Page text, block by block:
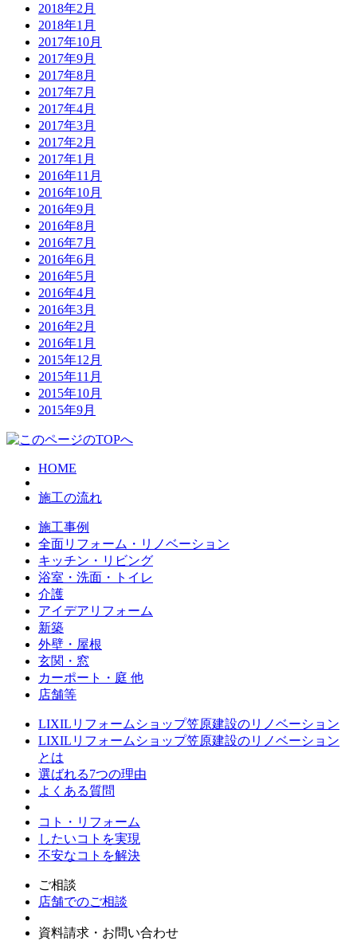
2018年2月
2018年1月
2017年10月
2017年9月
2017年8月
2017年7月
2017年4月
2017年3月
2017年2月
2017年1月
2016年11月
2016年10月
2016年9月
2016年8月
2016年7月
2016年6月
2016年5月
2016年4月
2016年3月
2016年2月
2016年1月
2015年12月
2015年11月
2015年10月
2015年9月
HOME
施工の流れ
施工事例
全面リフォーム・リノベーション
キッチン・リビング
浴室・洗面・トイレ
介護
アイデアリフォーム
新築
外壁・屋根
玄関・窓
カーポート・庭 他
店舗等
LIXILリフォームショップ笠原建設のリノベーション
LIXILリフォームショップ笠原建設のリノベーション
とは
選ばれる7つの理由
よくある質問
コト・リフォーム
したいコトを実現
不安なコトを解決
ご相談
店舗でのご相談
資料請求・お問い合わせ